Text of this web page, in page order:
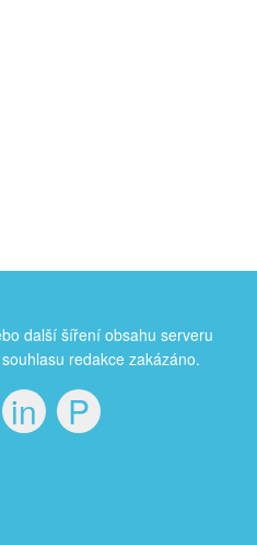
další šíření obsahu serveru
redakce zakázáno.
in P